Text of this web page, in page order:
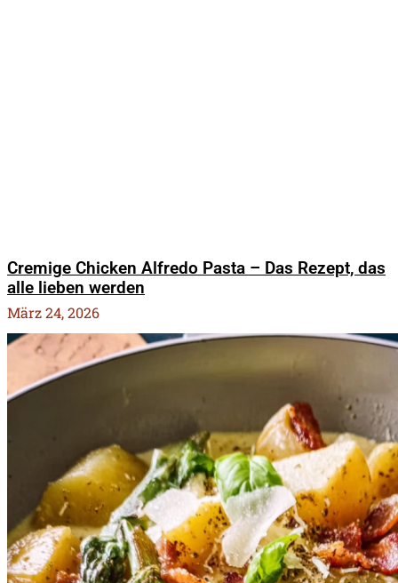
Cremige Chicken Alfredo Pasta – Das Rezept, das
alle lieben werden
März 24, 2026